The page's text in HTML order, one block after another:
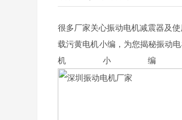
很多厂家关心振动电机减震器及
载污黄电机小编，为您揭秘振动
机小